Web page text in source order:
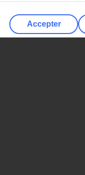
Accepter